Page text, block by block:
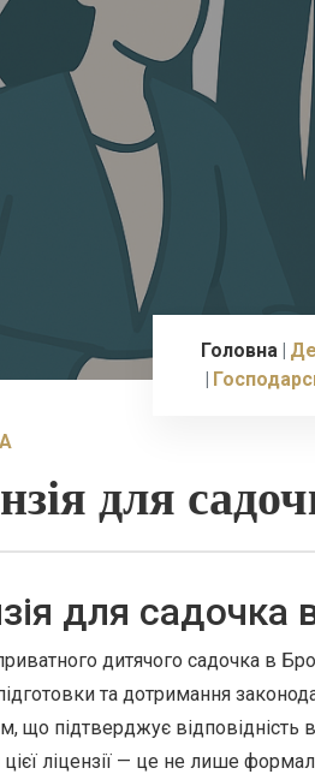
Головна
для
для садочка
дитячого садочка в
та дотримання
що підтверджує
ліцензії — це не лише